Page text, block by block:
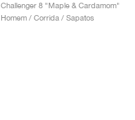
Challenger 8 "Maple & Cardamom"
Homem / Corrida / Sapatos